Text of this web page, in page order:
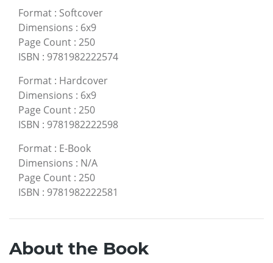
Format : Softcover
Dimensions : 6x9
Page Count : 250
ISBN : 9781982222574
Format : Hardcover
Dimensions : 6x9
Page Count : 250
ISBN : 9781982222598
Format : E-Book
Dimensions : N/A
Page Count : 250
ISBN : 9781982222581
About the Book